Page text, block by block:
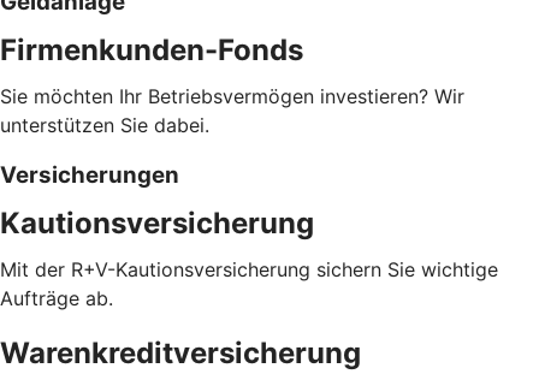
Firmenkunden-Fonds
Sie möchten Ihr Betriebsvermögen investieren? Wir
unterstützen Sie dabei.
Versicherungen
Kautionsversicherung
Mit der R+V-Kautionsversicherung sichern Sie wichtige
Aufträge ab.
Warenkreditversicherung